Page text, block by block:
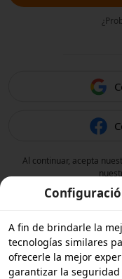
Al continuar, acepta
A fin de brindarle la
tecnologías similares
ofrecerle la mejor
garantizar la